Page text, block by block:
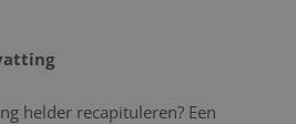
helder recapituleren? Een